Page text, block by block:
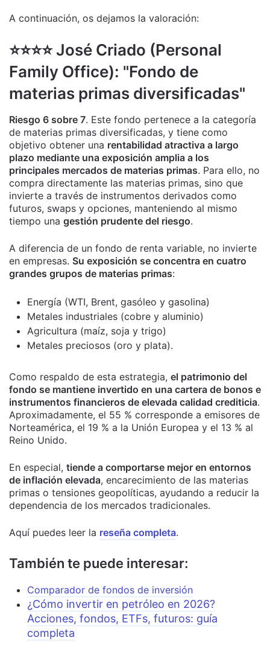
A continuación, os dejamos la valoración:
⭐️⭐️⭐️⭐️ José Criado (Personal
Family Office): "Fondo de
materias primas diversificadas"
Riesgo 6 sobre 7. Este fondo pertenece a la categoría
de materias primas diversificadas, y tiene como
objetivo obtener una rentabilidad atractiva a largo
plazo mediante una exposición amplia a los
principales mercados de materias primas. Para ello, no
compra directamente las materias primas, sino que
invierte a través de instrumentos derivados como
futuros, swaps y opciones, manteniendo al mismo
tiempo una gestión prudente del riesgo.
A diferencia de un fondo de renta variable, no invierte
en empresas. Su exposición se concentra en cuatro
grandes grupos de materias primas:
Energía (WTI, Brent, gasóleo y gasolina)
Metales industriales (cobre y aluminio)
Agricultura (maíz, soja y trigo)
Metales preciosos (oro y plata).
Como respaldo de esta estrategia, el patrimonio del
fondo se mantiene invertido en una cartera de bonos e
instrumentos financieros de elevada calidad crediticia.
Aproximadamente, el 55 % corresponde a emisores de
Norteamérica, el 19 % a la Unión Europea y el 13 % al
Reino Unido.
En especial, tiende a comportarse mejor en entornos
de inflación elevada, encarecimiento de las materias
primas o tensiones geopolíticas, ayudando a reducir la
dependencia de los mercados tradicionales.
Aquí puedes leer la reseña completa.
También te puede interesar:
Comparador de fondos de inversión
¿Cómo invertir en petróleo en 2026?
Acciones, fondos, ETFs, futuros: guía
completa